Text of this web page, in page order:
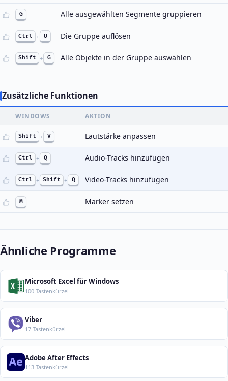
G Alle ausgewählten Segmente gruppieren
Ctrl + U Die Gruppe auflösen
Shift + G Alle Objekte in der Gruppe auswählen
Zusätzliche Funktionen
WINDOWS AKTION
Shift + V Lautstärke anpassen
Ctrl + Q Audio-Tracks hinzufügen
Ctrl + Shift + Q Video-Tracks hinzufügen
M Marker setzen
Ähnliche Programme
Microsoft Excel für Windows
100 Tastenkürzel
Viber
17 Tastenkürzel
Adobe After Effects
113 Tastenkürzel